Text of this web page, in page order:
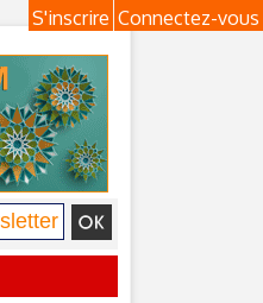
Connectez-vous
S'inscrire